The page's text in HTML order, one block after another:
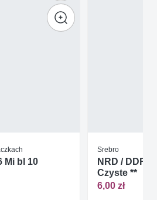
Mi bl 10
Srebro
NRD / DDR
Czyste **
6,00 zł